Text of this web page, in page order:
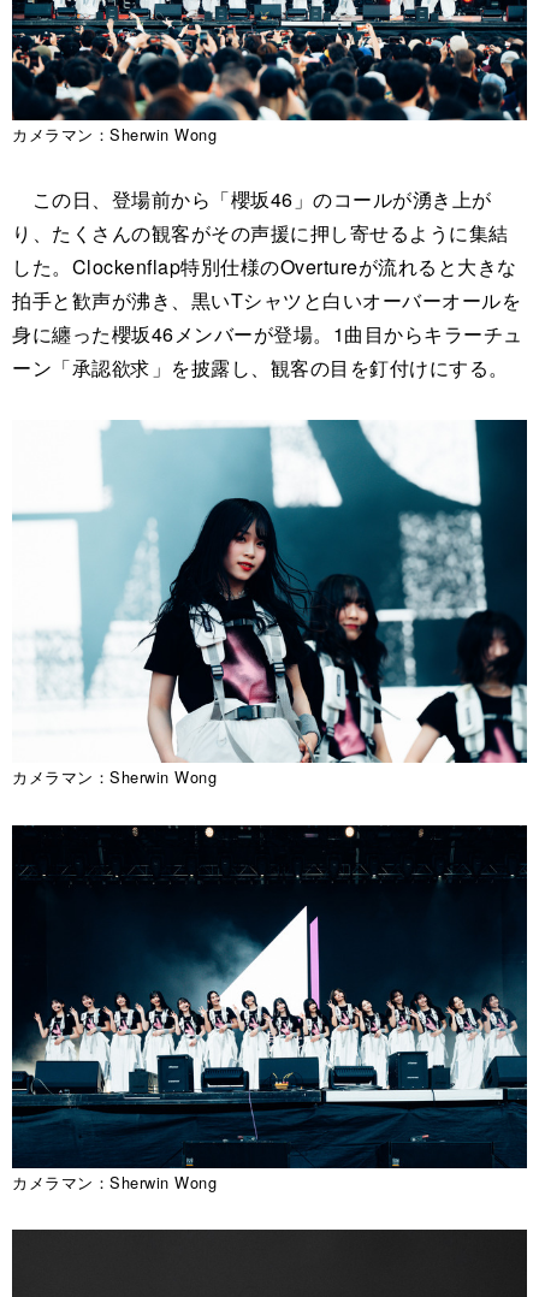
カメラマン：Sherwin Wong
この日、登場前から「櫻坂46」のコールが湧き上が
り、たくさんの観客がその声援に押し寄せるように集結
した。Clockenflap特別仕様のOvertureが流れると大きな
拍手と歓声が沸き、黒いTシャツと白いオーバーオールを
身に纏った櫻坂46メンバーが登場。1曲目からキラーチュ
ーン「承認欲求」を披露し、観客の目を釘付けにする。
カメラマン：Sherwin Wong
カメラマン：Sherwin Wong